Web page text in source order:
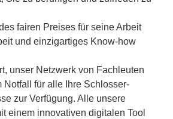
fairen Preises für seine Arbeit
und einzigartiges Know-how
unser Netzwerk von Fachleuten
Notfall für alle Ihre Schlosser-
zur Verfügung. Alle unsere
einem innovativen digitalen Tool